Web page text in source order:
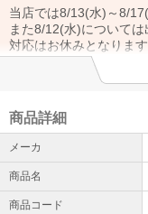
当店では8/13(水)～8/
また8/12(水)について
対応はお休みとなります
注文確認後、翌営業日
ご確認・ご返信いただ
します。なお、メーカ
定となります。
エアコン工事に関する
商品詳細
メーカ
商品名
商品コード